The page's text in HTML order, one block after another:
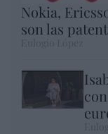
Nokia,
son las